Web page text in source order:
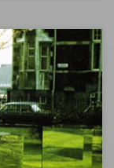
Fiche à
en fonction
dans l’envoi aux
étapes, un peu